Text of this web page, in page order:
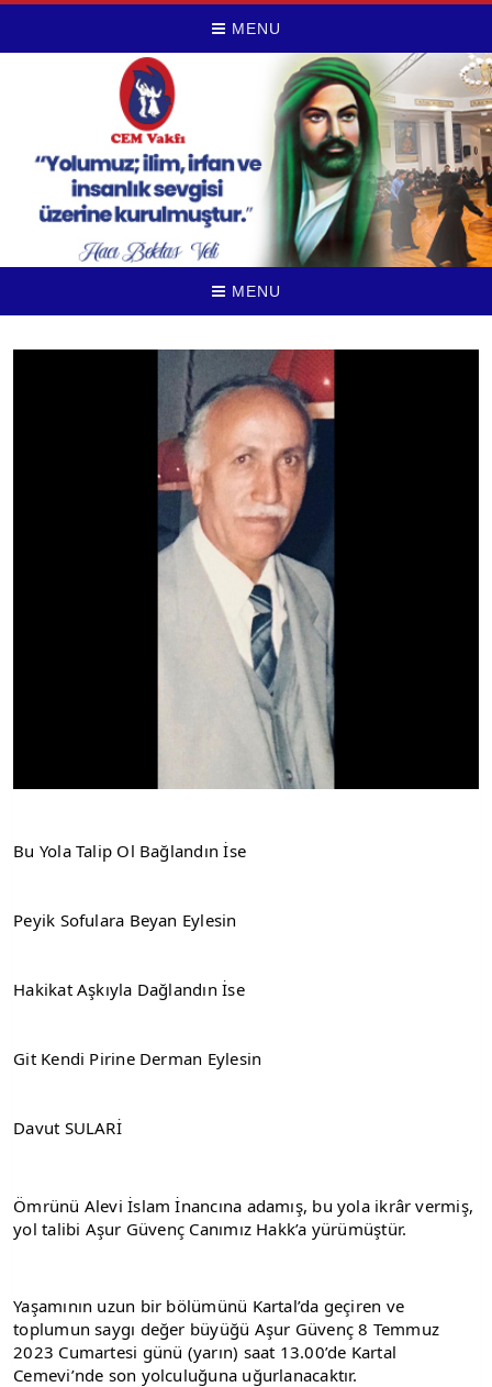
MENU
MENU
Bu Yola Talip Ol Bağlandın İse
Peyik Sofulara Beyan Eylesin
Hakikat Aşkıyla Dağlandın İse
Git Kendi Pirine Derman Eylesin
Davut SULARİ
Ömrünü Alevi İslam İnancına adamış, bu yola ikrâr vermiş,
yol talibi Aşur Güvenç Canımız Hakk’a yürümüştür.
Yaşamının uzun bir bölümünü Kartal’da geçiren ve
toplumun saygı değer büyüğü Aşur Güvenç 8 Temmuz
2023 Cumartesi günü (yarın) saat 13.00’de Kartal
Cemevi’nde son yolculuğuna uğurlanacaktır.